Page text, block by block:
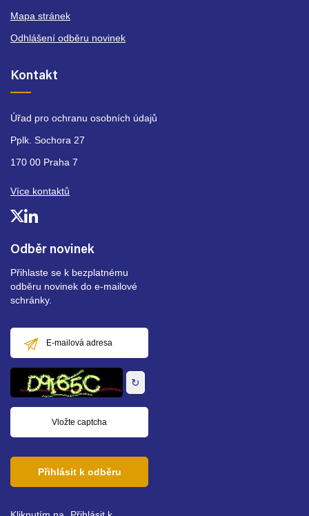
Odběr novinek
Přihlaste se k bezplatnému
odběru novinek do e-mailové
schránky.
mailová
adresa
↻
Přihlásit k odběru
Mapa stránek
Odhlášení odběru novinek
Kontakt
Úřad pro ochranu osobních údajů
Pplk. Sochora 27
170 00 Praha 7
Více kontaktů